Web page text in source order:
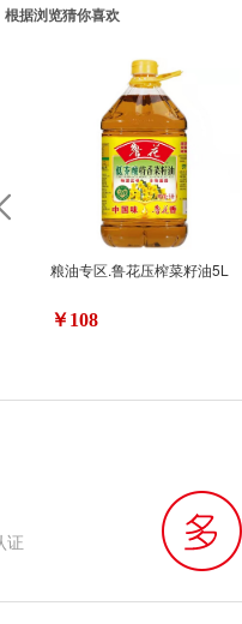
根据浏览猜你喜欢
粮油专区.鲁花压榨菜籽油5L
￥108
证